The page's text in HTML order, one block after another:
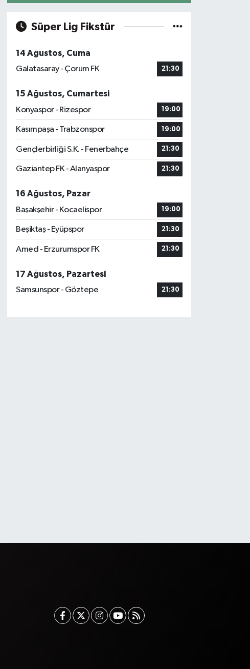
Süper Lig Fikstür
14 Ağustos, Cuma
Galatasaray - Çorum FK
21:30
15 Ağustos, Cumartesi
Konyaspor - Rizespor
19:00
Kasımpaşa - Trabzonspor 19:00
Gençlerbirliği S.K. - Fenerbahçe 21:30
Gaziantep FK - Alanyaspor 21:30
16 Ağustos, Pazar
Başakşehir - Kocaelispor
19:00
Beşiktaş - Eyüpspor 21:30
Amed - Erzurumspor FK 21:30
17 Ağustos, Pazartesi
Samsunspor - Göztepe
21:30